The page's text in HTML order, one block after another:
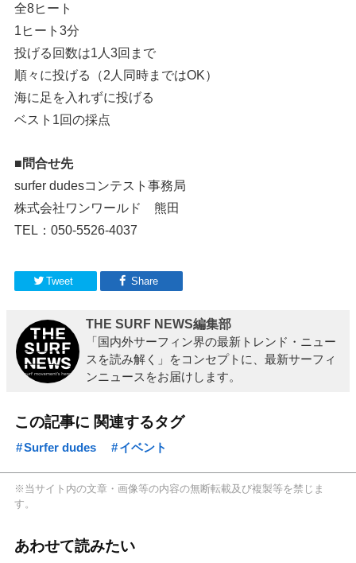
全8ヒート
1ヒート3分
投げる回数は1人3回まで
順々に投げる（2人同時まではOK）
海に足を入れずに投げる
ベスト1回の採点
■問合せ先
surfer dudesコンテスト事務局
株式会社ワンワールド 熊田
TEL：050-5526-4037
Tweet Share
THE SURF NEWS編集部
「国内外サーフィン界の最新トレンド・ニュー
スを読み解く」をコンセプトに、最新サーフィ
ンニュースをお届けします。
この記事に 関連するタグ
Surfer dudes イベント
※当サイト内の文章・画像等の内容の無断転載及び複製等を禁じま
す。
あわせて読みたい